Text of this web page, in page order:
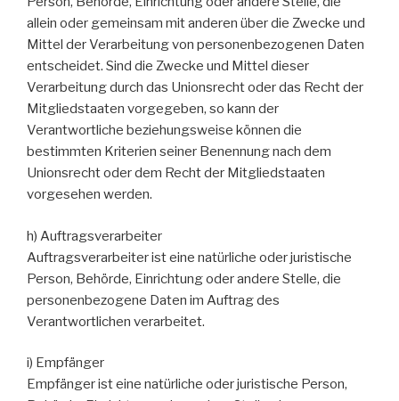
allein oder gemeinsam mit anderen über die Zwecke und
Mittel der Verarbeitung von personenbezogenen Daten
entscheidet. Sind die Zwecke und Mittel dieser
Verarbeitung durch das Unionsrecht oder das Recht der
Mitgliedstaaten vorgegeben, so kann der
Verantwortliche beziehungsweise können die
bestimmten Kriterien seiner Benennung nach dem
Unionsrecht oder dem Recht der Mitgliedstaaten
vorgesehen werden.
h) Auftragsverarbeiter
Auftragsverarbeiter ist eine natürliche oder juristische
Person, Behörde, Einrichtung oder andere Stelle, die
personenbezogene Daten im Auftrag des
Verantwortlichen verarbeitet.
i) Empfänger
Empfänger ist eine natürliche oder juristische Person,